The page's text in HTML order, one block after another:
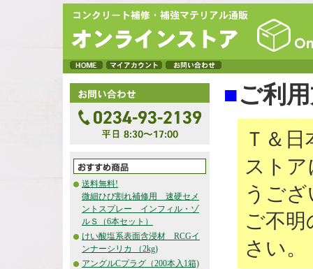
送料無料!
微細ひび割れ補修用 速硬セメ
ントスプレー インフィル・ゾ
ルＳ（6本セット）
けい酸塩系表面含浸材 RCGイ
ンナーシリカ （2kg)
アングルCプラグ（200本入1箱)
■ご利
Ｔ＆
スト
うご
ご不
さい。